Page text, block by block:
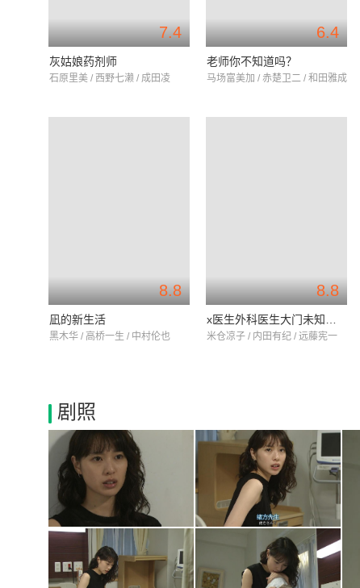
7.4
灰姑娘药剂师
石原里美 / 西野七濑 / 成田凌
6.4
老师你不知道吗？
马场富美加 / 赤楚卫二 / 和田雅成
8.8
凪的新生活
黑木华 / 高桥一生 / 中村伦也
8.8
米仓凉子 / 内田有纪 / 远藤宪一
剧照